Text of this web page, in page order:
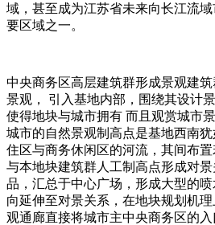
域，甚至成为江苏省未来向长江流
要区域之一。
中央商务区高层建筑群形成景观建
景观， 引入基地内部，围绕其设计
使得地块与城市拥有 而且观赏城市
城市的自然景观制高点是基地西南
住区与商务休闲区的河流，其间布
与本地块建筑群人工制高点形成对
品，汇总于中心广场，形成大型的
向延伸至对景关系，在地块规划机
观通廊直接将城市主中央商务区的入